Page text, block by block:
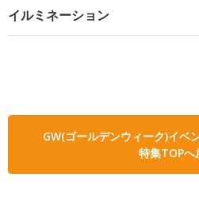
イルミネーション
GW(ゴールデンウィーク)イベ
特集TOPへ